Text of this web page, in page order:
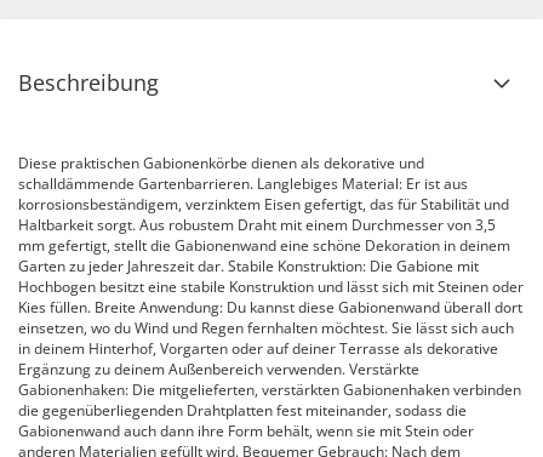
Beschreibung
Diese praktischen Gabionenkörbe dienen als dekorative und
schalldämmende Gartenbarrieren. Langlebiges Material: Er ist aus
korrosionsbeständigem, verzinktem Eisen gefertigt, das für Stabilität und
Haltbarkeit sorgt. Aus robustem Draht mit einem Durchmesser von 3,5
mm gefertigt, stellt die Gabionenwand eine schöne Dekoration in deinem
Garten zu jeder Jahreszeit dar. Stabile Konstruktion: Die Gabione mit
Hochbogen besitzt eine stabile Konstruktion und lässt sich mit Steinen oder
Kies füllen. Breite Anwendung: Du kannst diese Gabionenwand überall dort
einsetzen, wo du Wind und Regen fernhalten möchtest. Sie lässt sich auch
in deinem Hinterhof, Vorgarten oder auf deiner Terrasse als dekorative
Ergänzung zu deinem Außenbereich verwenden. Verstärkte
Gabionenhaken: Die mitgelieferten, verstärkten Gabionenhaken verbinden
die gegenüberliegenden Drahtplatten fest miteinander, sodass die
Gabionenwand auch dann ihre Form behält, wenn sie mit Stein oder
anderen Materialien gefüllt wird. Bequemer Gebrauch: Nach dem